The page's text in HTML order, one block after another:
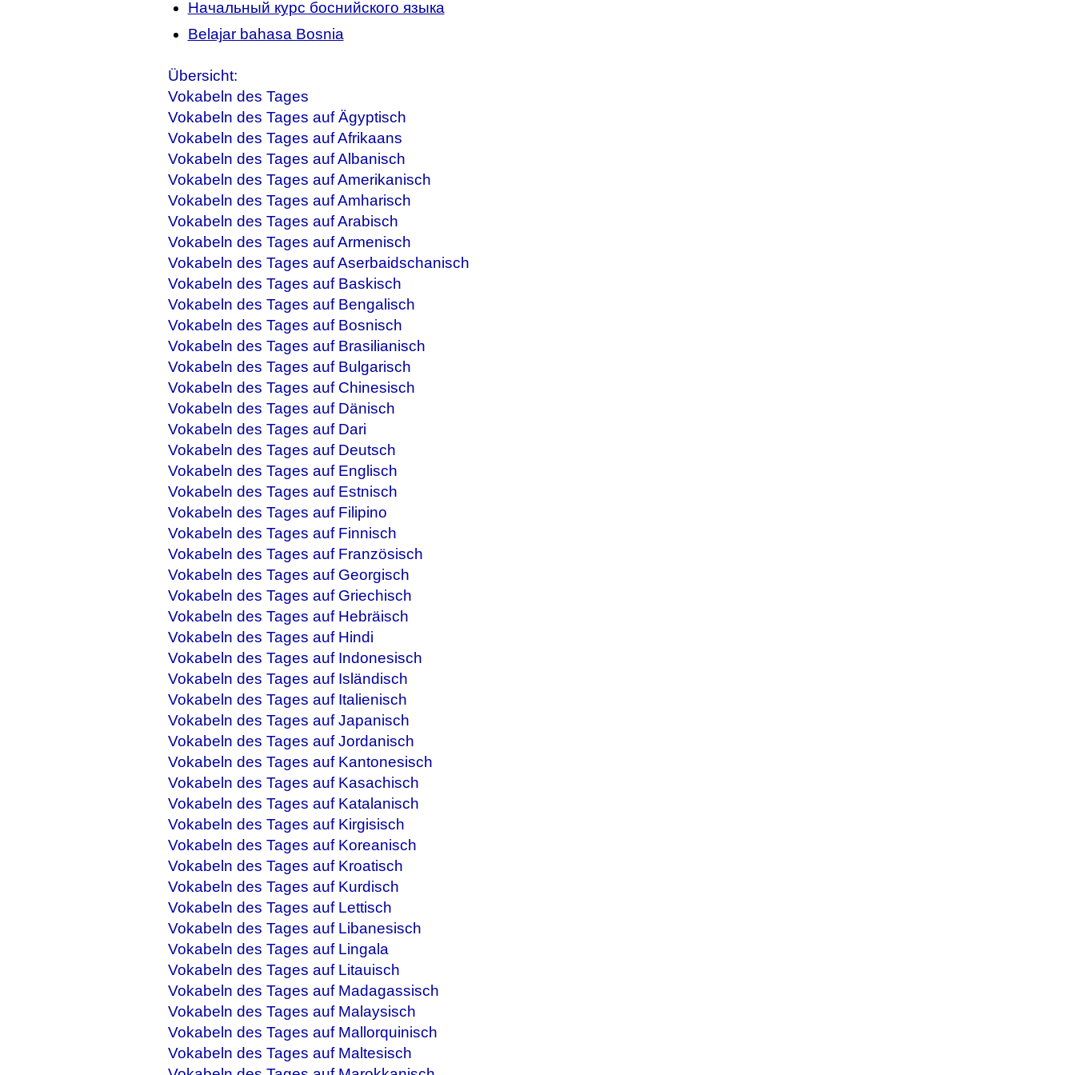
Начальный курс боснийского языка
Belajar bahasa Bosnia
Übersicht:
Vokabeln des Tages
Vokabeln des Tages auf Ägyptisch
Vokabeln des Tages auf Afrikaans
Vokabeln des Tages auf Albanisch
Vokabeln des Tages auf Amerikanisch
Vokabeln des Tages auf Amharisch
Vokabeln des Tages auf Arabisch
Vokabeln des Tages auf Armenisch
Vokabeln des Tages auf Aserbaidschanisch
Vokabeln des Tages auf Baskisch
Vokabeln des Tages auf Bengalisch
Vokabeln des Tages auf Bosnisch
Vokabeln des Tages auf Brasilianisch
Vokabeln des Tages auf Bulgarisch
Vokabeln des Tages auf Chinesisch
Vokabeln des Tages auf Dänisch
Vokabeln des Tages auf Dari
Vokabeln des Tages auf Deutsch
Vokabeln des Tages auf Englisch
Vokabeln des Tages auf Estnisch
Vokabeln des Tages auf Filipino
Vokabeln des Tages auf Finnisch
Vokabeln des Tages auf Französisch
Vokabeln des Tages auf Georgisch
Vokabeln des Tages auf Griechisch
Vokabeln des Tages auf Hebräisch
Vokabeln des Tages auf Hindi
Vokabeln des Tages auf Indonesisch
Vokabeln des Tages auf Isländisch
Vokabeln des Tages auf Italienisch
Vokabeln des Tages auf Japanisch
Vokabeln des Tages auf Jordanisch
Vokabeln des Tages auf Kantonesisch
Vokabeln des Tages auf Kasachisch
Vokabeln des Tages auf Katalanisch
Vokabeln des Tages auf Kirgisisch
Vokabeln des Tages auf Koreanisch
Vokabeln des Tages auf Kroatisch
Vokabeln des Tages auf Kurdisch
Vokabeln des Tages auf Lettisch
Vokabeln des Tages auf Libanesisch
Vokabeln des Tages auf Lingala
Vokabeln des Tages auf Litauisch
Vokabeln des Tages auf Madagassisch
Vokabeln des Tages auf Malaysisch
Vokabeln des Tages auf Mallorquinisch
Vokabeln des Tages auf Maltesisch